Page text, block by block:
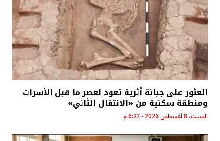
العثور على جبانة أثرية تعود لعصر ما قبل الأسرات
ومنطقة سكنية من «الانتقال الثاني»
السبت، 8 أغسطس 2026 - 6:22 م